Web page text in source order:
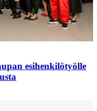
esihenkilötyölle